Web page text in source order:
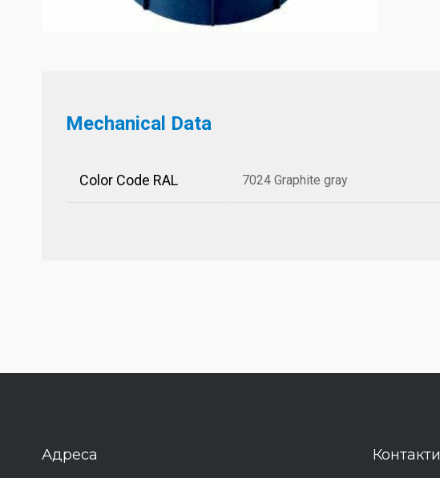
Mechanical Data
Color Code RAL 7024 Graphite gray
Адреса Контакти